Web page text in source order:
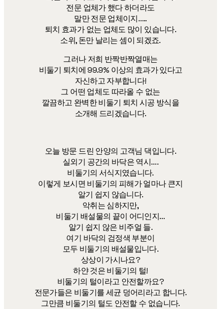
전문 업체가 했다 하더라도
말만 전문 업체이지…..
퇴치 효과가 없는 업체도 많이 있습니다.
소위, 돈만 날리는 셈이 되겠죠.
그러나 저희 반짝반짝열매는
비둘기 퇴치에 99.9% 이상의 효과가 있다고
자신하고 자부합니다!
그 어떤 업체도 따라올 수 없는
깔끔하고 완벽한 비둘기 퇴치 시공 방식을
소개해 드리겠습니다.
오늘 방문 드린 안양의 고객님 댁입니다.
실외기 공간의 바닥은 역시….
비둘기의 서식지였습니다.
이렇게 보시면 비둘기의 피해가 얼마나 큰지
알기 쉽지 않습니다.
악취는 심하지만,
비둘기 배설물의 끝이 어디인지…
알기 쉽지 않은 비주얼 들.
여기 바닥의 검정색 부분이
모두 비둘기의 배설물입니다.
상상이 가시나요?
하얀 것은 비둘기의 털!
비둘기의 털이라고 안전할까요?
전문가들은 비둘기를 세균 덩어리라고 합니다.
그만큼 비둘기의 털도 안전할 수 없습니다.